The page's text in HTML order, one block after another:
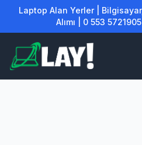
Laptop Alan Yerler |
Alımı | 0 553